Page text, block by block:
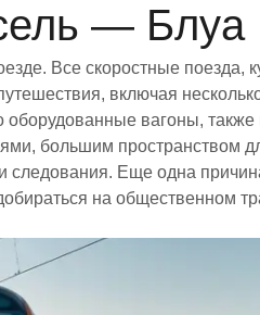
— Блуа
Все скоростные
включая
вагоны,
большим пространством
Еще одна
на общественном